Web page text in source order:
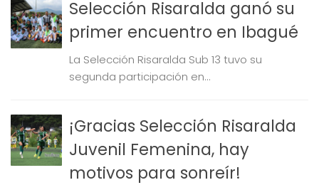
Selección Risaralda ganó su
primer encuentro en Ibagué
La Selección Risaralda Sub 13 tuvo su
segunda participación en...
¡Gracias Selección Risaralda
Juvenil Femenina, hay
motivos para sonreír!